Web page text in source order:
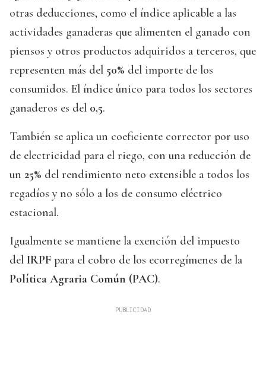
otras deducciones, como el índice aplicable a las
actividades ganaderas que alimenten el ganado con
piensos y otros productos adquiridos a terceros, que
representen más del 50% del importe de los
consumidos. El índice único para todos los sectores
ganaderos es del 0,5.
También se aplica un coeficiente corrector por uso
de electricidad para el riego, con una reducción de
un 25% del rendimiento neto extensible a todos los
regadíos y no sólo a los de consumo eléctrico
estacional.
Igualmente se mantiene la exención del impuesto
del IRPF para el cobro de los ecorregímenes de la
Política Agraria Común (PAC).